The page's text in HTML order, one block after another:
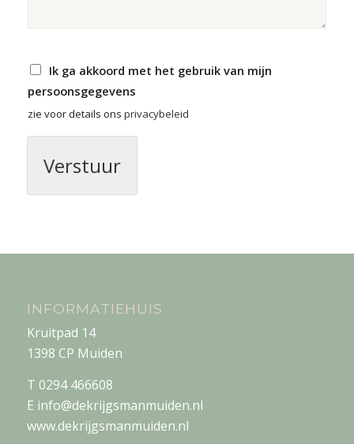
C
e
c
b
Ik ga akkoord met het gebruik van mijn
persoonsgegevens
zie voor details ons privacybeleid
Verstuur
INFORMATIEHUIS
Kruitpad 14
1398 CP Muiden
T 0294 466608
E info@dekrijgsmanmuiden.nl
www.dekrijgsmanmuiden.nl